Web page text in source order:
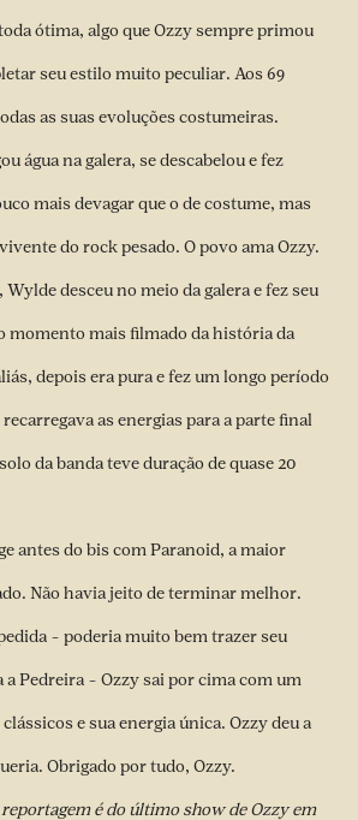
ótima, algo que Ozzy sempre primou
seu estilo muito peculiar. Aos 69
as suas evoluções costumeiras.
água na galera, se descabelou e fez
mais devagar que o de costume, mas
do rock pesado. O povo ama Ozzy.
Wylde desceu no meio da galera e fez seu
momento mais filmado da história da
depois era pura e fez um longo período
as energias para a parte final
da banda teve duração de quase 20
antes do bis com Paranoid, a maior
Não havia jeito de terminar melhor.
– poderia muito bem trazer seu
Pedreira – Ozzy sai por cima com um
e sua energia única. Ozzy deu a
Obrigado por tudo, Ozzy.
é do último show de Ozzy em